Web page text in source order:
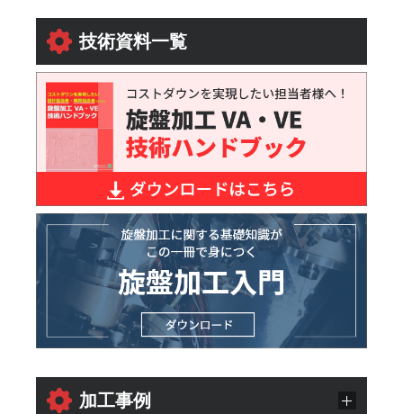
技術資料一覧
加工事例